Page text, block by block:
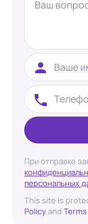
При отправке
персональных
This site is
Policyand